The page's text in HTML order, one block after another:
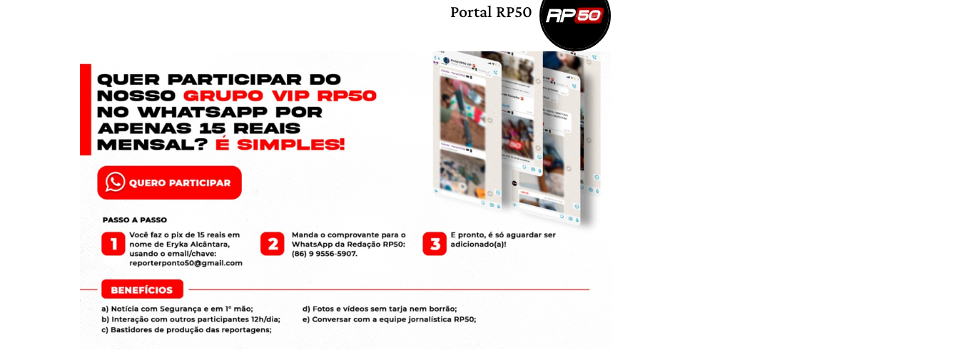
Portal RP50